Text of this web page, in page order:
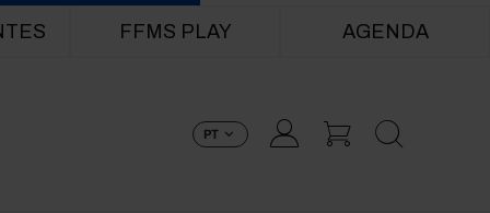
FFMS PLAY AGENDA
PT